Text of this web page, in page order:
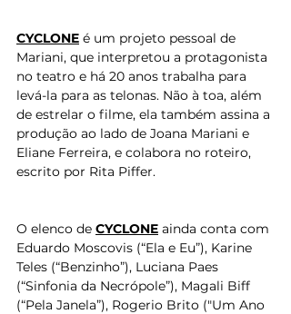
CYCLONE é um projeto pessoal de
Mariani, que interpretou a protagonista
no teatro e há 20 anos trabalha para
levá-la para as telonas. Não à toa, além
de estrelar o filme, ela também assina a
produção ao lado de Joana Mariani e
Eliane Ferreira, e colabora no roteiro,
escrito por Rita Piffer.
O elenco de CYCLONE ainda conta com
Eduardo Moscovis (“Ela e Eu”), Karine
Teles (“Benzinho”), Luciana Paes
(“Sinfonia da Necrópole”), Magali Biff
(“Pela Janela”), Rogerio Brito ("Um Ano